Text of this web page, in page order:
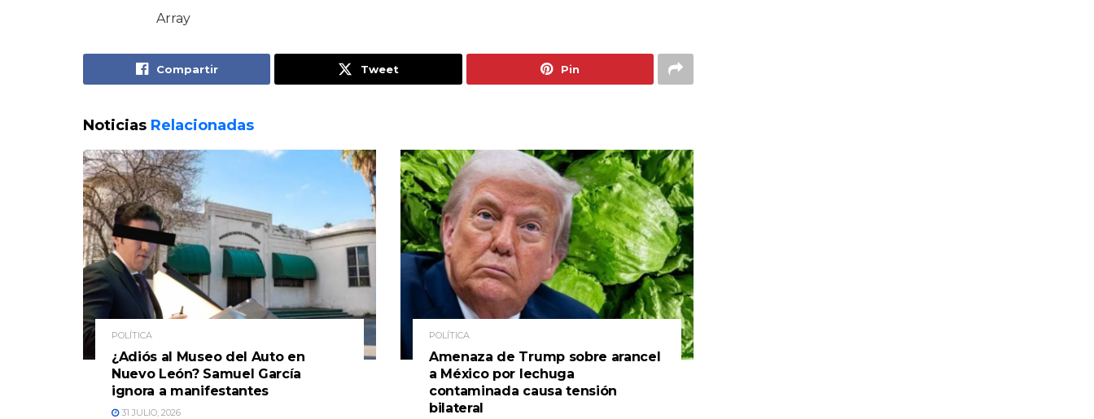
Array
Compartir Tweet Pin
Noticias Relacionadas
POLÍTICA
¿Adiós al Museo del Auto en
Nuevo León? Samuel García
ignora a manifestantes
31 JULIO, 2026
POLÍTICA
Amenaza de Trump sobre arancel
a México por lechuga
contaminada causa tensión
bilateral